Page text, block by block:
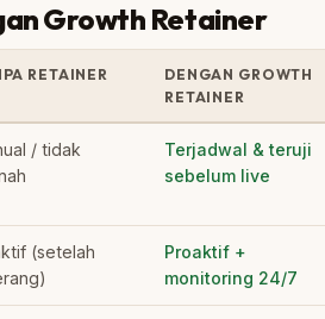
Growth Retainer
RETAINER
DENGAN GROWTH
RETAINER
/ tidak
Terjadwal & teruji
sebelum live
(setelah
Proaktif +
monitoring 24/7